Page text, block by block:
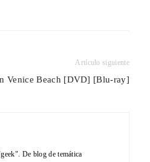
Artículo siguiente
Venice Beach [DVD] [Blu-ray]
De blog de temática